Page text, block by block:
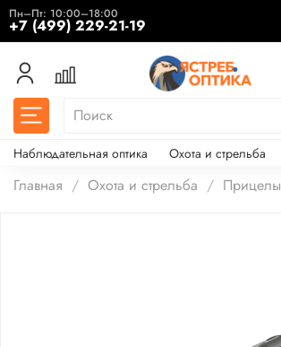
Пн–Пт: 10:00–18:00
+7 (499) 229-21-19
Наблюдательная оптика Охота и стрельба
Главная Охота и стрельба Прицелы